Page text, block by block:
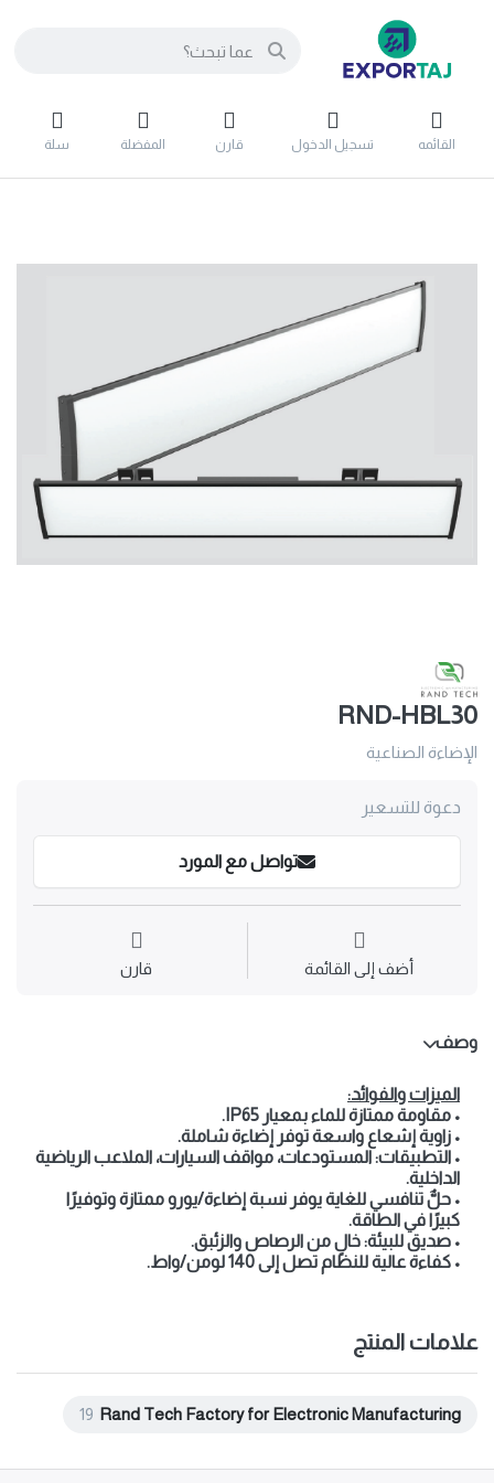
القائمه تسجيل الدخول قارن المفضلة سلة
RND-HBL30
الإضاءة الصناعية
دعوة للتسعير
تواصل مع المورد
أضف إلى القائمة قارن
وصف
الميزات والفوائد:
• مقاومة ممتازة للماء بمعيار IP65.
• زاوية إشعاع واسعة توفر إضاءة شاملة.
• التطبيقات: المستودعات، مواقف السيارات، الملاعب الرياضية
الداخلية.
• حلٌّ تنافسي للغاية يوفر نسبة إضاءة/يورو ممتازة وتوفيرًا
كبيرًا في الطاقة.
• صديق للبيئة: خالٍ من الرصاص والزئبق.
• كفاءة عالية للنظام تصل إلى 140 لومن/واط.
علامات المنتج
Rand Tech Factory for Electronic Manufacturing
19